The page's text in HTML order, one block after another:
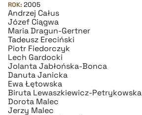
pobierz cytat
BIBTEX
pobierz cytat
ROK: 2005
Andrzej Całus
Józef Ciągwa
Maria Dragun-Gertner
Tadeusz Ereciński
Piotr Fiedorczyk
Lech Gardocki
Jolanta Jabłońska-Bonca
Danuta Janicka
Ewa Łętowska
Biruta Lewaszkiewicz-Petrykowska
Dorota Malec
Jerzy Malec